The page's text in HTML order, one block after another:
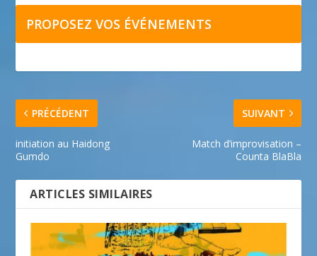
PROPOSEZ VOS ÉVÉNEMENTS
PRÉCÉDENT
initiation au Haidong
Gumdo
SUIVANT
Match d’improvisation –
Counta BlaBla
ARTICLES SIMILAIRES